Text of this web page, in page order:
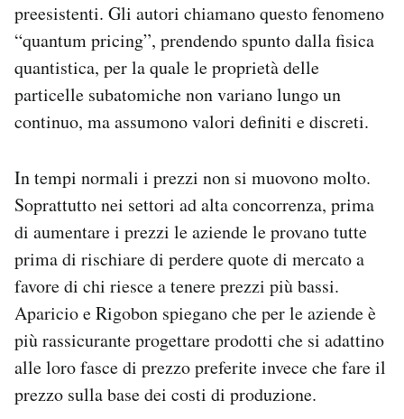
preesistenti. Gli autori chiamano questo fenomeno
“quantum pricing”, prendendo spunto dalla fisica
quantistica, per la quale le proprietà delle
particelle subatomiche non variano lungo un
continuo, ma assumono valori definiti e discreti.
In tempi normali i prezzi non si muovono molto.
Soprattutto nei settori ad alta concorrenza, prima
di aumentare i prezzi le aziende le provano tutte
prima di rischiare di perdere quote di mercato a
favore di chi riesce a tenere prezzi più bassi.
Aparicio e Rigobon spiegano che per le aziende è
più rassicurante progettare prodotti che si adattino
alle loro fasce di prezzo preferite invece che fare il
prezzo sulla base dei costi di produzione.